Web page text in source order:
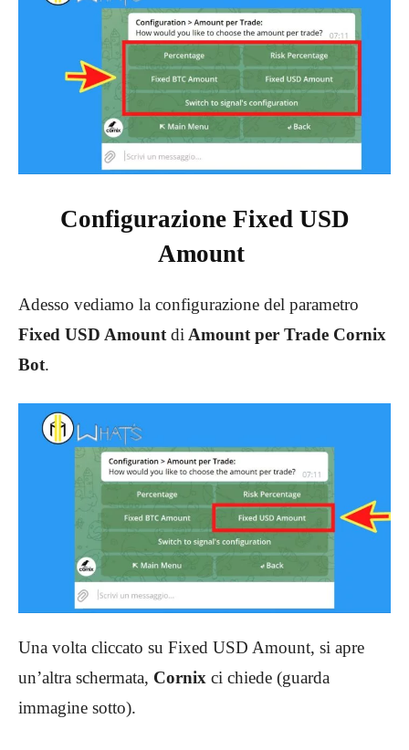
Configurazione Fixed USD
Amount
Adesso vediamo la configurazione del parametro
Fixed USD Amount di Amount per Trade Cornix
Bot.
Una volta cliccato su Fixed USD Amount, si apre
un’altra schermata, Cornix ci chiede (guarda
immagine sotto).